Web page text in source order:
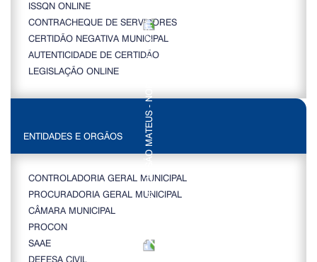
ISSQN ONLINE
CONTRACHEQUE DE SERVIDORES
CERTIDÃO NEGATIVA MUNICIPAL
AUTENTICIDADE DE CERTIDÃO
LEGISLAÇÃO ONLINE
ENTIDADES E ORGÃOS
CONTROLADORIA GERAL MUNICIPAL
PROCURADORIA GERAL MUNICIPAL
CÂMARA MUNICIPAL
PROCON
SAAE
DEFESA CIVIL